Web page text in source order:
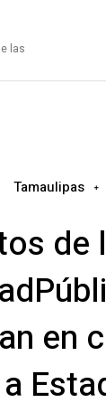
las
Tamaulipas
de
en